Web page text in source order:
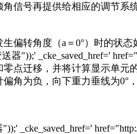
号再提供给相应的调节系
转角度（a＝0°）时的状
器"));' _cke_saved_href='
点迁移，并将计算显示单元
为负，向下重力垂线为0°